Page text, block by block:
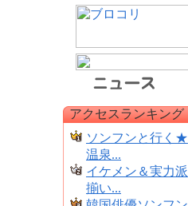
アクセスランキング
ソンフンと行く★
温泉...
イケメン＆実力派
揃い...